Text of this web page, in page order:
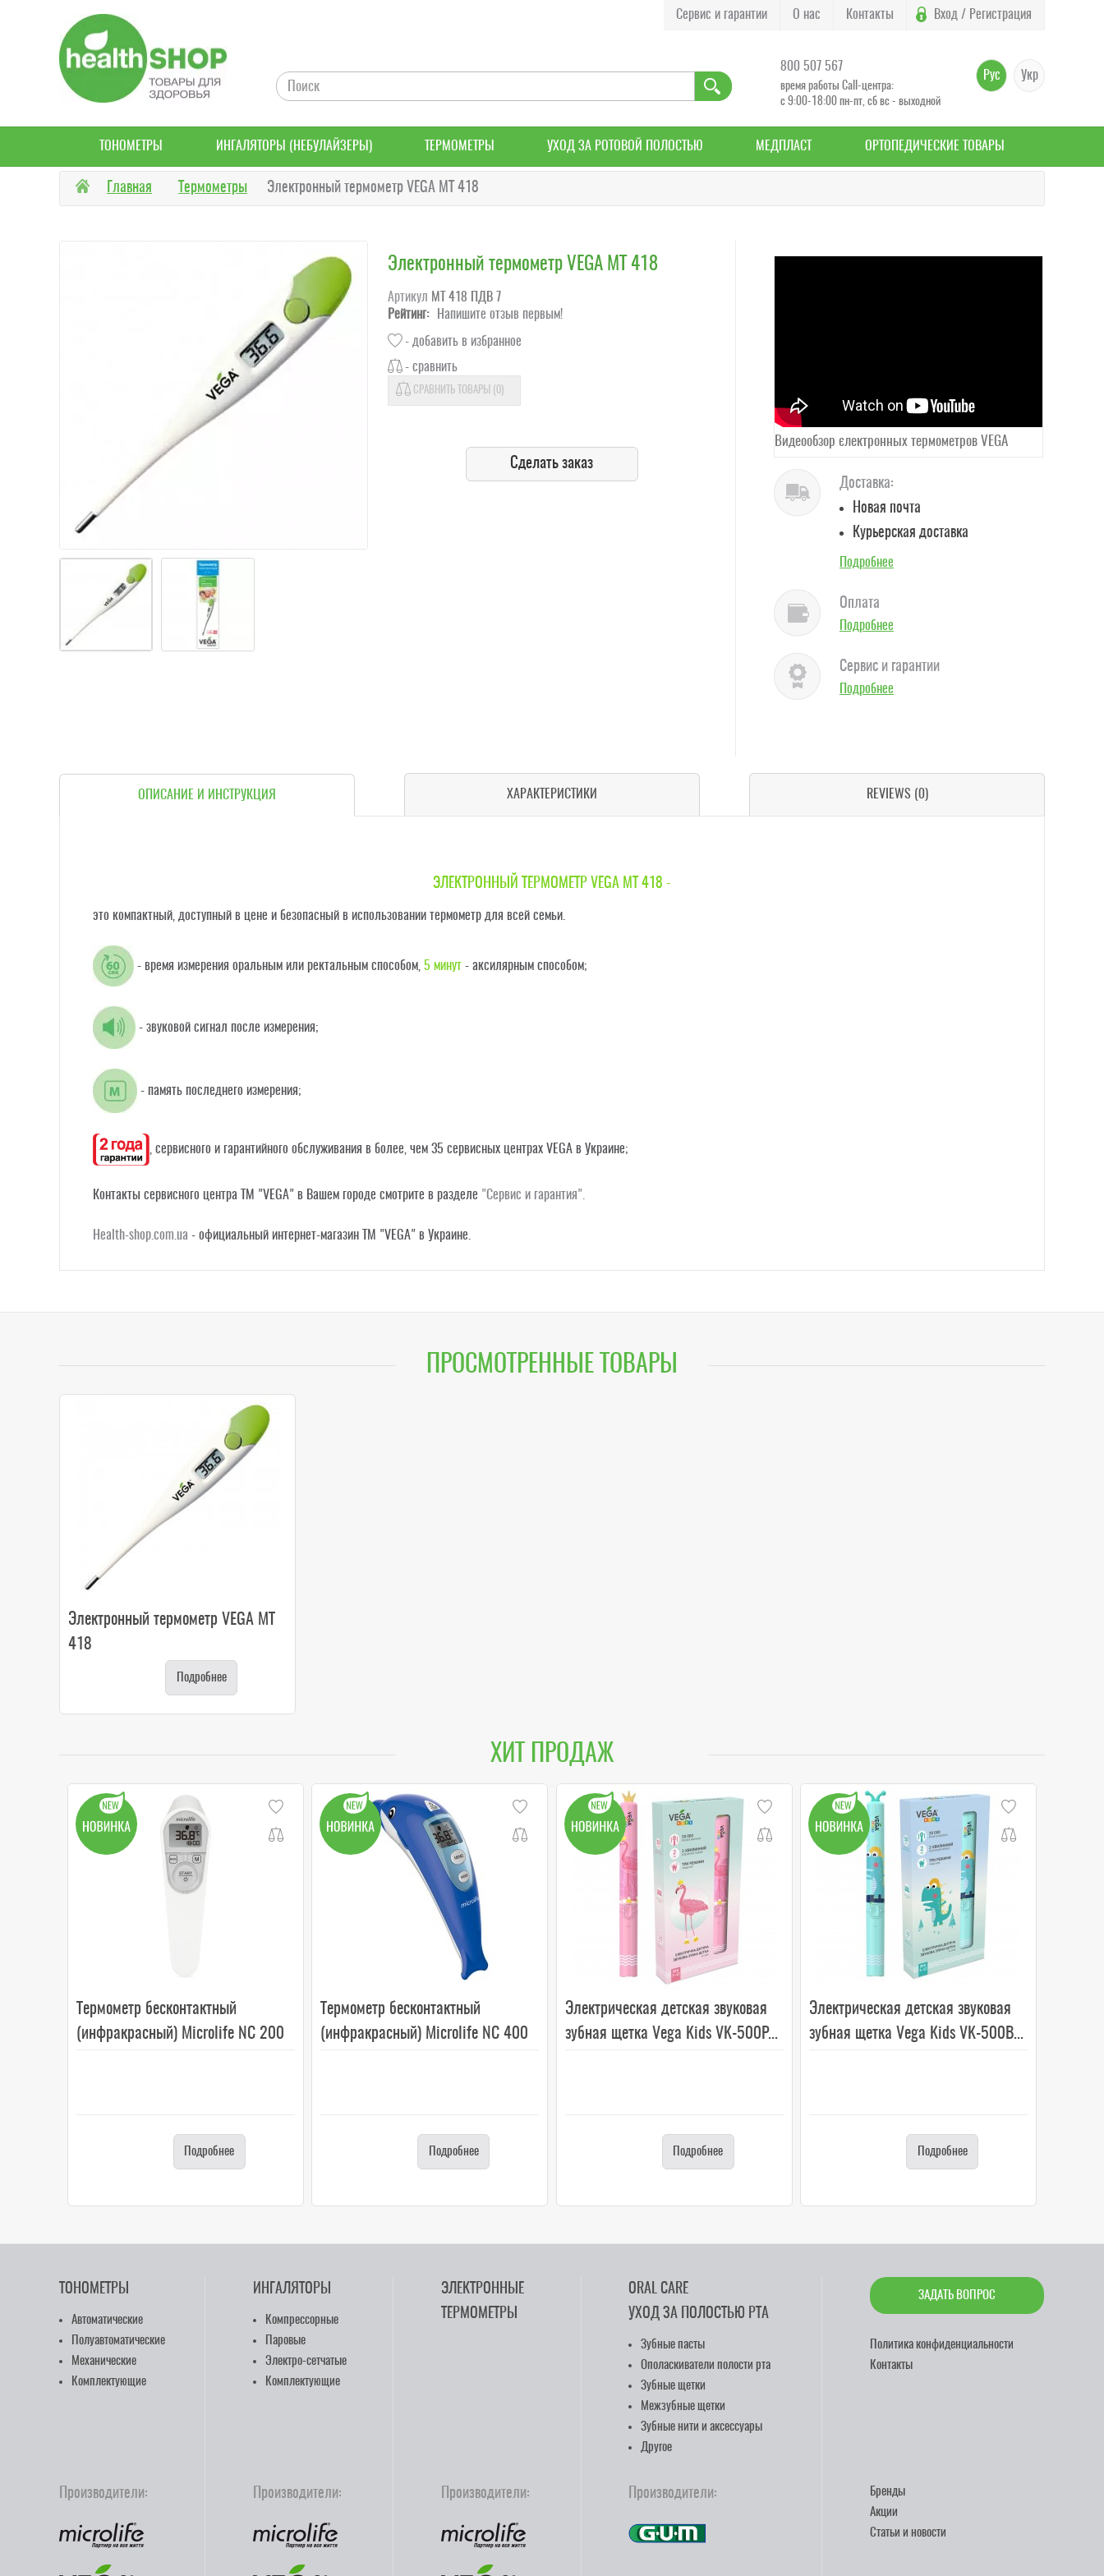
Вход / Регистрация
Сервис и гарантии О нас Контакты
Рус Укр
800 507 567
время работы Call-центра:
с 9:00-18:00 пн-пт, сб вс - выходной
ТОНОМЕТРЫ ИНГАЛЯТОРЫ (НЕБУЛАЙЗЕРЫ) ТЕРМОМЕТРЫ УХОД ЗА РОТОВОЙ ПОЛОСТЬЮ МЕДПЛАСТ ОРТОПЕДИЧЕСКИЕ ТОВАРЫ
Главная Термометры Электронный термометр VEGA MT 418
Электронный термометр VEGA MT 418
Артикул МТ 418 ПДВ 7
Рейтинг:
Напишите отзыв первым!
- добавить в избранное
- сравнить
СРАВНИТЬ ТОВАРЫ ( 0)
Сделать заказ
Видеообзор єлектронных термометров VEGA
Доставка:
Новая почта
Курьерская доставка
Подробнее
Оплата
Подробнее
Сервис и гарантии
Подробнее
ОПИСАНИЕ И ИНСТРУКЦИЯ ХАРАКТЕРИСТИКИ REVIEWS (0)
ЭЛЕКТРОННЫЙ ТЕРМОМЕТР VEGA MT 418 -
это компактный, доступный в цене и безопасный в использовании термометр для всей семьи.
- время измерения оральным или ректальным способом, 5 минут - аксилярным способом;
- звуковой сигнал после измерения;
- память последнего измерения;
, сервисного и гарантийного обслуживания в более, чем 35 сервисных центрах VEGA в Украине;
Контакты сервисного центра ТМ "VEGA" в Вашем городе смотрите в разделе "Сервис и гарантия".
Health-shop.com.ua - официальный интернет-магазин TM "VEGA" в Украине.
ПРОСМОТРЕННЫЕ ТОВАРЫ
Электронный термометр VEGA MT
418
Подробнее
ХИТ ПРОДАЖ
Термометр бесконтактный
(инфракрасный) Microlife NC 200
Подробнее
Термометр бесконтактный
(инфракрасный) Microlife NC 400
Подробнее
Электрическая детская звуковая
зубная щетка Vega Kids VK-500P...
Подробнее
Электрическая детская звуковая
зубная щетка Vega Kids VK-500B...
Подробнее
ТОНОМЕТРЫ
Автоматические
Полуавтоматические
Механические
Комплектующие
ИНГАЛЯТОРЫ
Компрессорные
Паровые
Электро-сетчатые
Комплектующие
ЭЛЕКТРОННЫЕ
ТЕРМОМЕТРЫ
ORAL CARE
УХОД ЗА ПОЛОСТЬЮ РТА
Зубные пасты
Ополаскиватели полости рта
Зубные щетки
Межзубные щетки
Зубные нити и аксессуары
Другое
ЗАДАТЬ ВОПРОС
Политика конфиденциальности
Контакты
Производители: Производители: Производители: Производители:
Бренды
Акции
Статьи и новости